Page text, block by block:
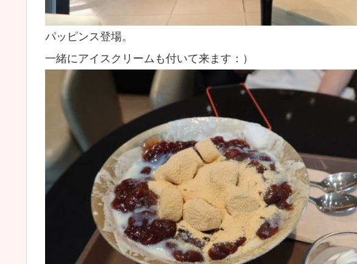
パッピンス登場。
一緒にアイスクリームも付いて来ます：）